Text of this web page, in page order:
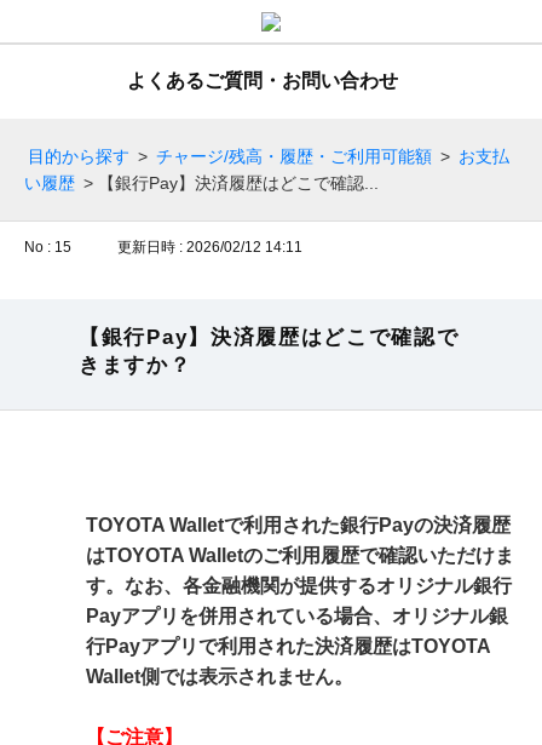
よくあるご質問・お問い合わせ
目的から探す > チャージ/残高・履歴・ご利用可能額 > お支払
い履歴 > 【銀行Pay】決済履歴はどこで確認...
No : 15 更新日時 : 2026/02/12 14:11
【銀行Pay】決済履歴はどこで確認で
きますか？
TOYOTA Walletで利用された銀行Payの決済履歴
はTOYOTA Walletのご利用履歴で確認いただけま
す。なお、各金融機関が提供するオリジナル銀行
Payアプリを併用されている場合、オリジナル銀
行Payアプリで利用された決済履歴はTOYOTA
Wallet側では表示されません。
【ご注意】